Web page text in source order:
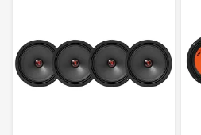
ANTALL ELEMENTER
SPENNING